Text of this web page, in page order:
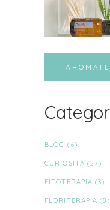
BLOG (6)
CURIOSITÀ (27)
FITOTERAPIA (3)
FLORITERAPIA (8)